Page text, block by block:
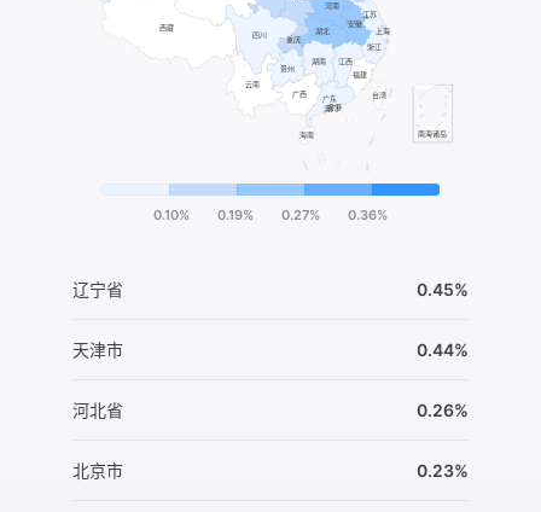
0.10% 0.19% 0.27% 0.36%
辽宁省 0.45%
天津市 0.44%
河北省 0.26%
北京市 0.23%